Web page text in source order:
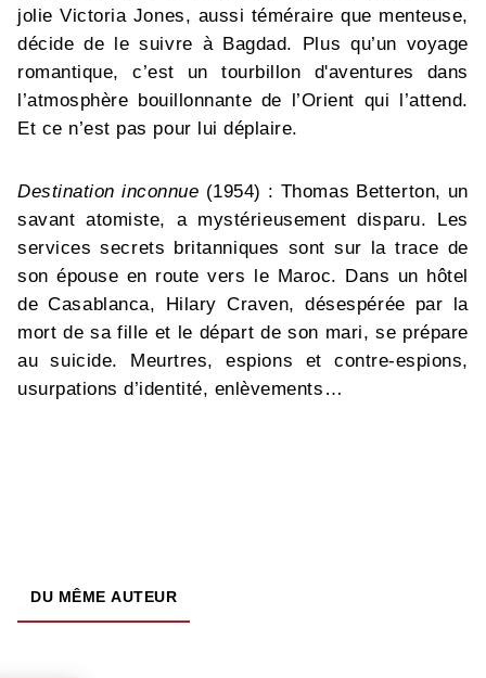
jolie Victoria Jones, aussi téméraire que menteuse,
décide de le suivre à Bagdad. Plus qu’un voyage
romantique, c’est un tourbillon d'aventures dans
l’atmosphère bouillonnante de l’Orient qui l’attend.
Et ce n’est pas pour lui déplaire.
Destination inconnue (1954) : Thomas Betterton, un
savant atomiste, a mystérieusement disparu. Les
services secrets britanniques sont sur la trace de
son épouse en route vers le Maroc. Dans un hôtel
de Casablanca, Hilary Craven, désespérée par la
mort de sa fille et le départ de son mari, se prépare
au suicide. Meurtres, espions et contre-espions,
usurpations d’identité, enlèvements…
DU MÊME AUTEUR